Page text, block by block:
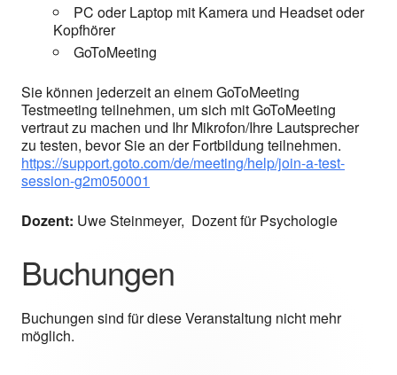
PC oder Laptop mit Kamera und Headset oder
Kopfhörer
GoToMeeting
Sie können jederzeit an einem GoToMeeting
Testmeeting teilnehmen, um sich mit GoToMeeting
vertraut zu machen und Ihr Mikrofon/Ihre Lautsprecher
zu testen, bevor Sie an der Fortbildung teilnehmen.
https://support.goto.com/de/meeting/help/join-a-test-
session-g2m050001
Dozent: Uwe Steinmeyer, Dozent für Psychologie
Buchungen
Buchungen sind für diese Veranstaltung nicht mehr
möglich.